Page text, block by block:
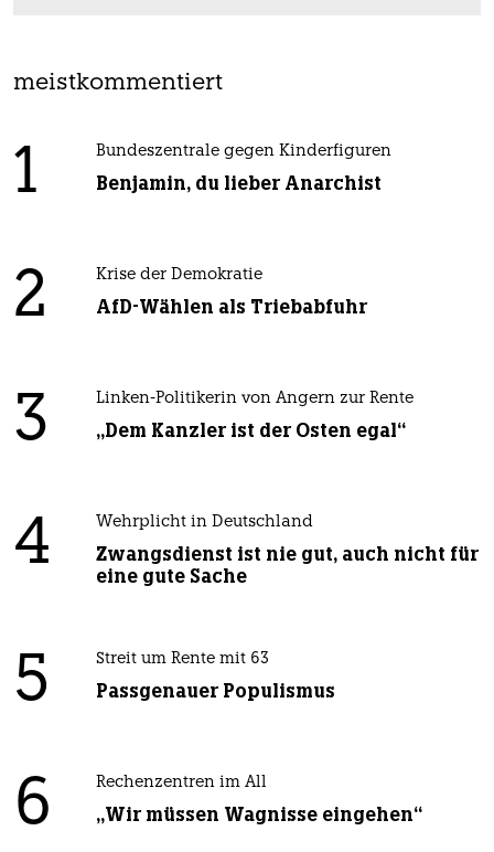
meistkommentiert
1 Bundeszentrale gegen Kinderfiguren
Benjamin, du lieber Anarchist
2 Krise der Demokratie
AfD-Wählen als Triebabfuhr
3 Linken-Politikerin von Angern zur Rente
„Dem Kanzler ist der Osten egal“
4 Wehrplicht in Deutschland
Zwangsdienst ist nie gut, auch nicht für
eine gute Sache
5 Streit um Rente mit 63
Passgenauer Populismus
6 Rechenzentren im All
„Wir müssen Wagnisse eingehen“